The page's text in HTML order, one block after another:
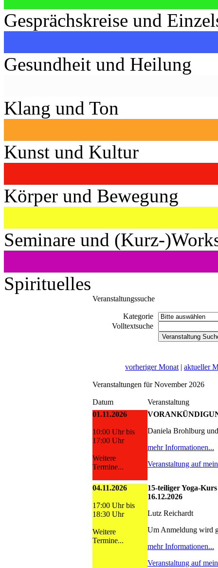
Gesprächskreise und
Gesundheit und Heilung
Klang und Ton
Kunst und Kultur
Körper und Bewegung
Seminare und (Kurz-
Spirituelles
Veranstaltungssuche
Kategorie
Volltextsuche
vorheriger Monat | aktueller
Veranstaltungen für November 2026
Datum
Veranstaltung
01.11.2026
10:00 Uhr bis
17:00 Uhr
Weitere
Termine...
Daniela Brohlburg
mehr Informationen...
Veranstaltung auf
04.11.2026
17:00 Uhr bis
18:30 Uhr
Weitere
Termine...
15-teiliger Yoga-
16.12.2026
Lutz Reichardt
Um Anmeldung wird
mehr Informationen...
Veranstaltung auf